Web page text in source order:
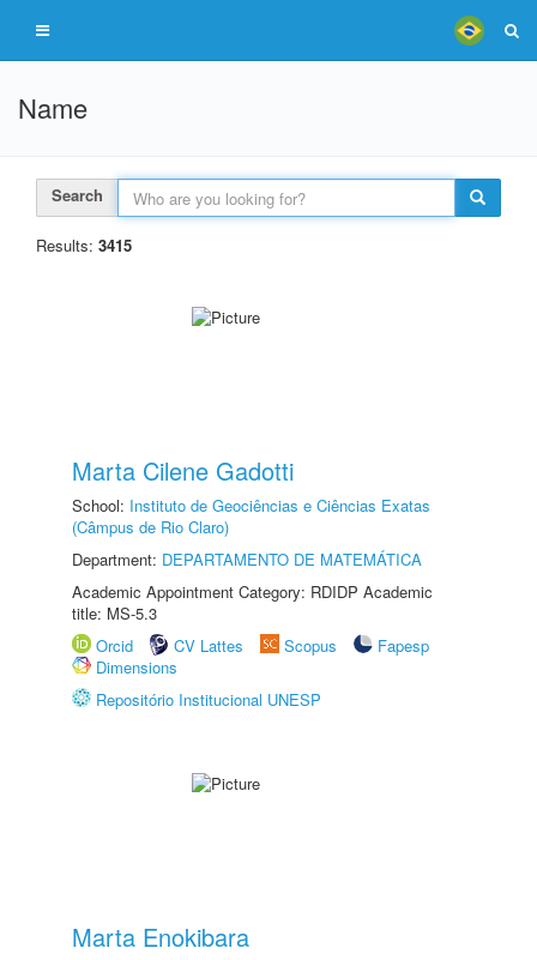
Name
Search
Results: 3415
Marta Cilene Gadotti
School: Instituto de Geociências e Ciências Exatas
(Câmpus de Rio Claro)
Department: DEPARTAMENTO DE MATEMÁTICA
Academic Appointment Category: RDIDP Academic
title: MS-5.3
Orcid
CV Lattes Scopus
Fapesp
Dimensions
Repositório Institucional UNESP
Marta Enokibara